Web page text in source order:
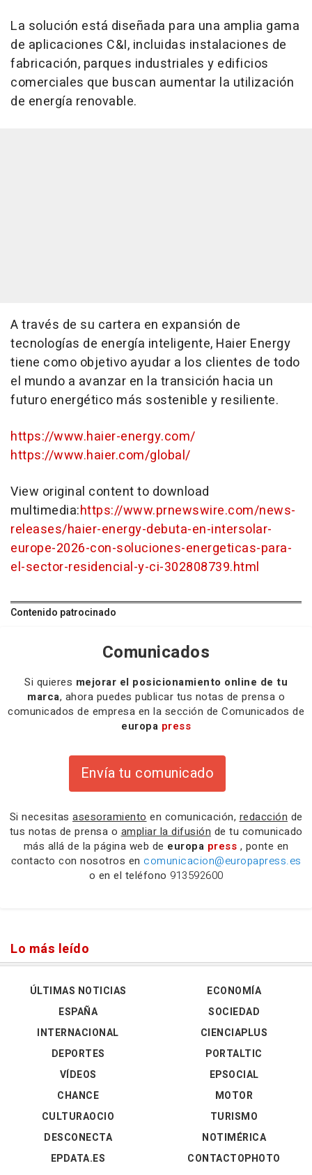
La solución está diseñada para una amplia gama
de aplicaciones C&I, incluidas instalaciones de
fabricación, parques industriales y edificios
comerciales que buscan aumentar la utilización
de energía renovable.
A través de su cartera en expansión de
tecnologías de energía inteligente, Haier Energy
tiene como objetivo ayudar a los clientes de todo
el mundo a avanzar en la transición hacia un
futuro energético más sostenible y resiliente.
https://www.haier-energy.com/
https://www.haier.com/global/
View original content to download
multimedia:https://www.prnewswire.com/news-
releases/haier-energy-debuta-en-intersolar-
europe-2026-con-soluciones-energeticas-para-
el-sector-residencial-y-ci-302808739.html
Contenido patrocinado
Comunicados
Si quieres mejorar el posicionamiento online de tu
marca, ahora puedes publicar tus notas de prensa o
comunicados de empresa en la sección de Comunicados de
europa press
Envía tu comunicado
Si necesitas asesoramiento en comunicación, redacción de
tus notas de prensa o ampliar la difusión de tu comunicado
más allá de la página web de europa press , ponte en
contacto con nosotros en comunicacion@europapress.es
o en el teléfono 913592600
Lo más leído
ÚLTIMAS NOTICIAS
ESPAÑA
INTERNACIONAL
DEPORTES
VÍDEOS
ECONOMÍA
SOCIEDAD
CIENCIAPLUS
PORTALTIC
EPSOCIAL
CHANCE
CULTURAOCIO
DESCONECTA
EPDATA.ES
MOTOR
TURISMO
NOTIMÉRICA
CONTACTOPHOTO